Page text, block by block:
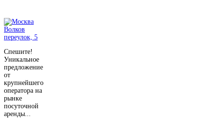
Спешите!
Уникальное
предложение
от
крупнейшего
оператора на
рынке
посуточной
аренды...